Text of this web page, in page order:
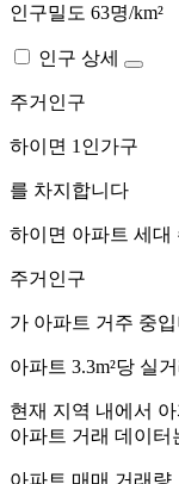
인구밀도 63명/km²
인구 상세
주거인구
하이면 1인가구
를 차지합니다
하이면 아파트 세대
주거인구
가 아파트 거주 중
아파트 3.3m²당 실
현재 지역 내에서
아파트 거래 데이터
아파트 매매 거래량